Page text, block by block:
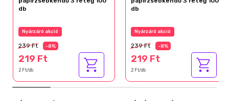
db
Nyárzáró akció
239 Ft -8%
219 Ft
2 Ft/db
db
Nyárzáró akció
239 Ft -8%
219 Ft
2 Ft/db